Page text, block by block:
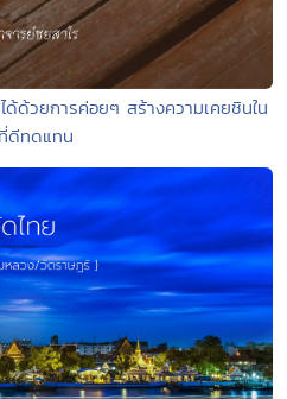
ด้ด้วยการค่อยๆ สร้างความเคยชินใน
ดีทดแทน